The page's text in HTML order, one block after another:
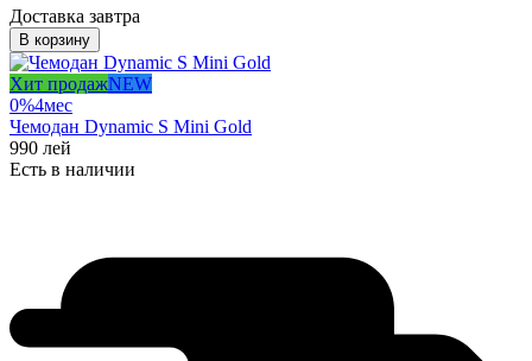
Доставка завтра
В корзину
Хит продажNEW
0%4мес
Чемодан Dynamic S Mini Gold
990 лей
Есть в наличии